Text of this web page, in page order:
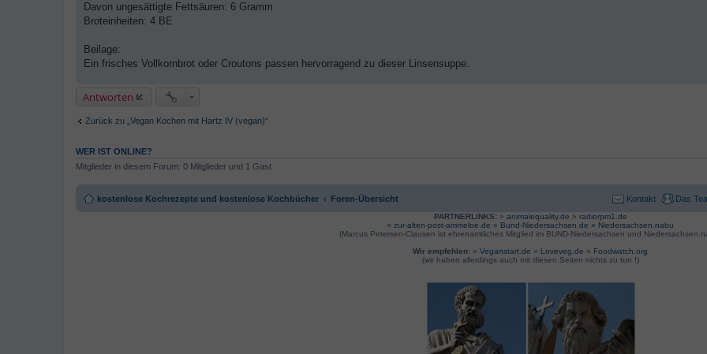
Davon ungesättigte Fettsäuren: 6 Gramm
Broteinheiten: 4 BE
Beilage:
Ein frisches Vollkornbrot oder Croutons passen hervorragend zu dieser Linsensuppe.
Antworten
Zurück zu „Vegan Kochen mit Hartz IV (vegan)“
WER IST ONLINE?
Mitglieder in diesem Forum: 0 Mitglieder und 1 Gast
kostenlose Kochrezepte und kostenlose Kochbücher Foren-Übersicht Das
Kontakt
PARTNERLINKS: » animalequality.de » radiorpm1.de
» zur-alten-post-ammeloe.de » Bund-Niedersachsen.de » Niedersachsen.nabu
(Marcus Petersen-Clausen ist ehrenamtliches Mitglied im BUND-Niedersachsen und
Wir empfehlen: » Veganstart.de » Loveveg.de » Foodwatch.org
(wir haben allerdings auch mit diesen Seiten nichts zu tun !)